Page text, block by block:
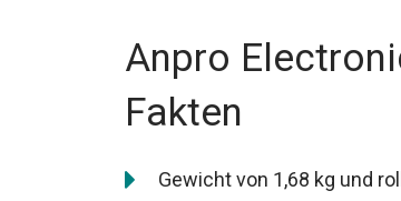
Anpro
Fakten
Gewicht von 1,68 kg und